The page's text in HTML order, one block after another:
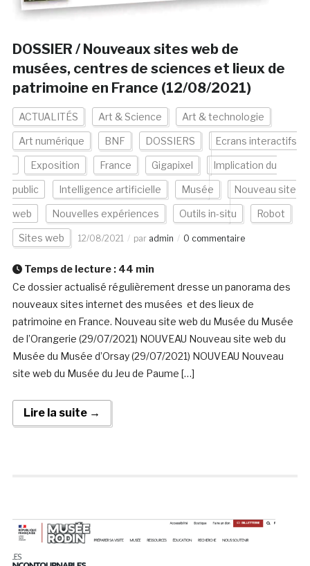
DOSSIER / Nouveaux sites web de
musées, centres de sciences et lieux de
patrimoine en France (12/08/2021)
ACTUALITÉS Art & Science Art & technologie
Art numérique BNF DOSSIERS Ecrans interactifs
Exposition France Gigapixel Implication du
public Intelligence artificielle Musée Nouveau site
web Nouvelles expériences Outils in-situ Robot
Sites web 12/08/2021 par admin 0 commentaire
Temps de lecture : 44 min
Ce dossier actualisé régulièrement dresse un panorama des
nouveaux sites internet des musées et des lieux de
patrimoine en France. Nouveau site web du Musée du Musée
de l’Orangerie (29/07/2021) NOUVEAU Nouveau site web du
Musée du Musée d’Orsay (29/07/2021) NOUVEAU Nouveau
site web du Musée du Jeu de Paume […]
Lire la suite →